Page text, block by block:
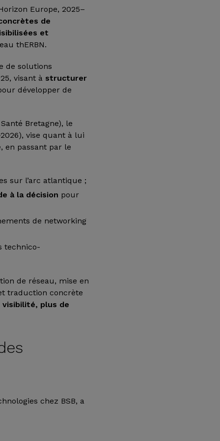
Europe, 2025–
de
et
thERBN.
de solutions
visant à structurer
développer de
Bretagne), le
vise quant à lui
en passant par le
sur l’arc atlantique ;
à la décision pour
de networking
technico-
de réseau, mise en
traduction concrète
plus de
chez BSB, a